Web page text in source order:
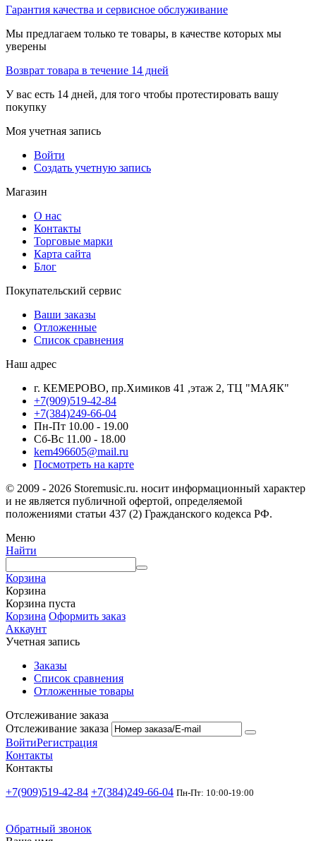
Гарантия качества и сервисное обслуживание
Мы предлагаем только те товары, в качестве которых мы
уверены
Возврат товара в течение 14 дней
У вас есть 14 дней, для того чтобы протестировать вашу
покупку
Моя учетная запись
Войти
Создать учетную запись
Магазин
О нас
Контакты
Торговые марки
Карта сайта
Блог
Покупательский сервис
Ваши заказы
Отложенные
Список сравнения
Наш адрес
г. КЕМЕРОВО, пр.Химиков 41 ,этаж 2, ТЦ "МАЯК"
+7(909)519-42-84
+7(384)249-66-04
Пн-Пт 10.00 - 19.00
Сб-Вс 11.00 - 18.00
kem496605@mail.ru
Посмотреть на карте
© 2009 - 2026 Storemusic.ru. носит информационный характер
и не является публичной офертой, определяемой
положениями статьи 437 (2) Гражданского кодекса РФ.
Меню
Найти
Корзина
Корзина
Корзина пуста
Корзина Оформить заказ
Аккаунт
Учетная запись
Заказы
Список сравнения
Отложенные товары
Отслеживание заказа
Отслеживание заказа
ВойтиРегистрация
Контакты
Контакты
+7(909)519-42-84 +7(384)249-66-04 Пн-Пт: 10:00-19:00
Обратный звонок